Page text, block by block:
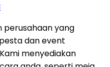
perusahaan yang
dan event
menyediakan